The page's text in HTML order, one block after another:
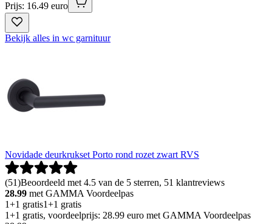
Prijs: 16.49 euro
Bekijk alles in wc garnituur
Novidade deurkrukset Porto rond rozet zwart RVS
(51)Beoordeeld met 4.5 van de 5 sterren, 51 klantreviews
28.99 met GAMMA Voordeelpas
1+1 gratis1+1 gratis
1+1 gratis, voordeelprijs: 28.99 euro met GAMMA Voordeelpas